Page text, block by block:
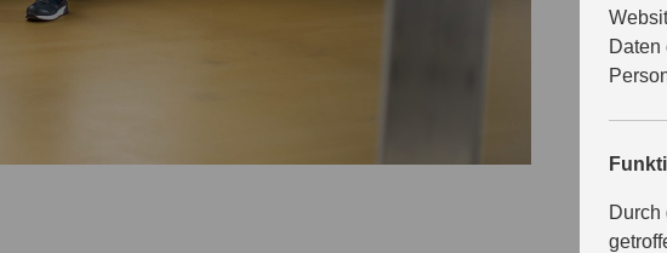
Daten
Durch
Mit
zahlt
Suzuki.
Original